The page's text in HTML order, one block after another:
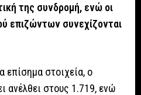
της συνδρομή, ενώ οι
επιζώντων συνεχίζονται
επίσημα στοιχεία, ο
ανέλθει στους 1.719, ενώ